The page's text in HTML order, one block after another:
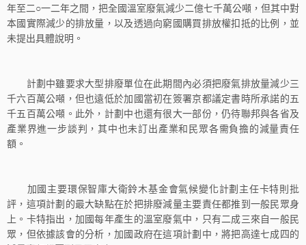
年至二○一二年之間，把全國溫室廢氣減少二億七千萬公噸，但其中對
本國實際減少的排放量，以及透過向窮國購買排放權扣抵的比例，並
未提出具體說明。
計劃中雖要求大型排廢單位在此期間內必須把廢氣排放量減少三
千六百萬公噸，但也遠低於加國當初在簽署京都議定書時所承諾的五
千五百萬公噸。此外，計劃中也還有很大一部份，仍待聯邦與各省及
產業界進一步談判，其中也未訂出產業和民眾各需負擔的減量責任
額。
加國主要環保智庫大衛鈴木基金會氣候變化計劃主任卡特則批
評，這項計劃的最大缺點在於把排廢減量主要責任都推到一般民眾身
上。卡特指出，加國每年產生的溫室廢氣中，只有二成三來自一般民
眾，但依據該會的分析，加國政府在這項計劃中，將把高達七成四的